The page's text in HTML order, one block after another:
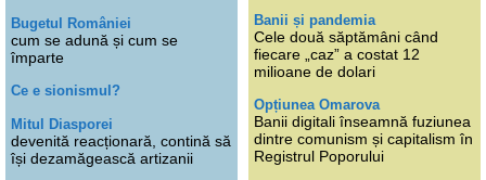
Bugetul României
cum se adună și cum se
împarte
Ce e sionismul?
Mitul Diasporei
devenită reacționară, contină să
își dezamăgească artizanii
Banii și pandemia
Cele două săptămâni când
fiecare „caz” a costat 12
milioane de dolari
Opțiunea Omarova
Banii digitali înseamnă fuziunea
dintre comunism și capitalism în
Registrul Poporului